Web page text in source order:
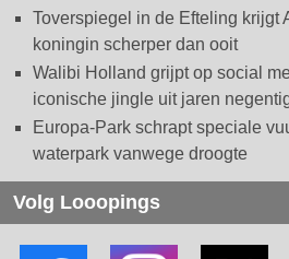
Toverspiegel in de Efteling krijgt
koningin scherper dan ooit
Walibi Holland grijpt op social
iconische jingle uit jaren
Europa-Park schrapt speciale
waterpark vanwege droogte
Volg Looopings